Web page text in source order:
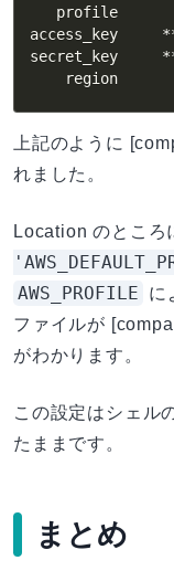
profile
access_key
secret_key
region
上記のように
れました。
Location のところ
AWS_PROFILE
に
ファイルが
がわかります。
この設定はシェル
たままです。
まとめ